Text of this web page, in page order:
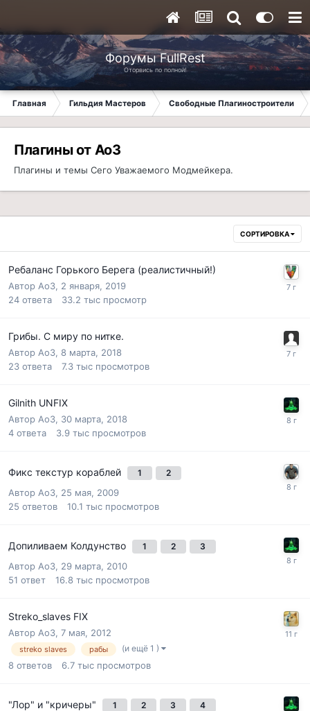
Форумы FullRest
Оторвись по полной!
Главная Гильдия Мастеров Свободные Плагиностроители
Плагины от Ao3
Плагины и темы Сего Уважаемого Модмейкера.
СОРТИРОВКА
Ребаланс Горького Берега (реалистичный!)
Автор Ao3, 2 января, 2019
24 ответа 33.2 тыс просмотр
Грибы. С миру по нитке.
Автор Ao3, 8 марта, 2018
23 ответа 7.3 тыс просмотров
Gilnith UNFIX
Автор Ao3, 30 марта, 2018
4 ответа 3.9 тыс просмотров
Фикс текстур кораблей 1 2
Автор Ao3, 25 мая, 2009
25 ответов 10.1 тыс просмотров
Допиливаем Колдунство 1 2 3
Автор Ao3, 29 марта, 2010
51 ответ 16.8 тыс просмотров
Streko_slaves FIX
Автор Ao3, 7 мая, 2012
streko slaves рабы (и ещё 1 )
8 ответов 6.7 тыс просмотров
"Лор" и "кричеры" 1 2 3 4